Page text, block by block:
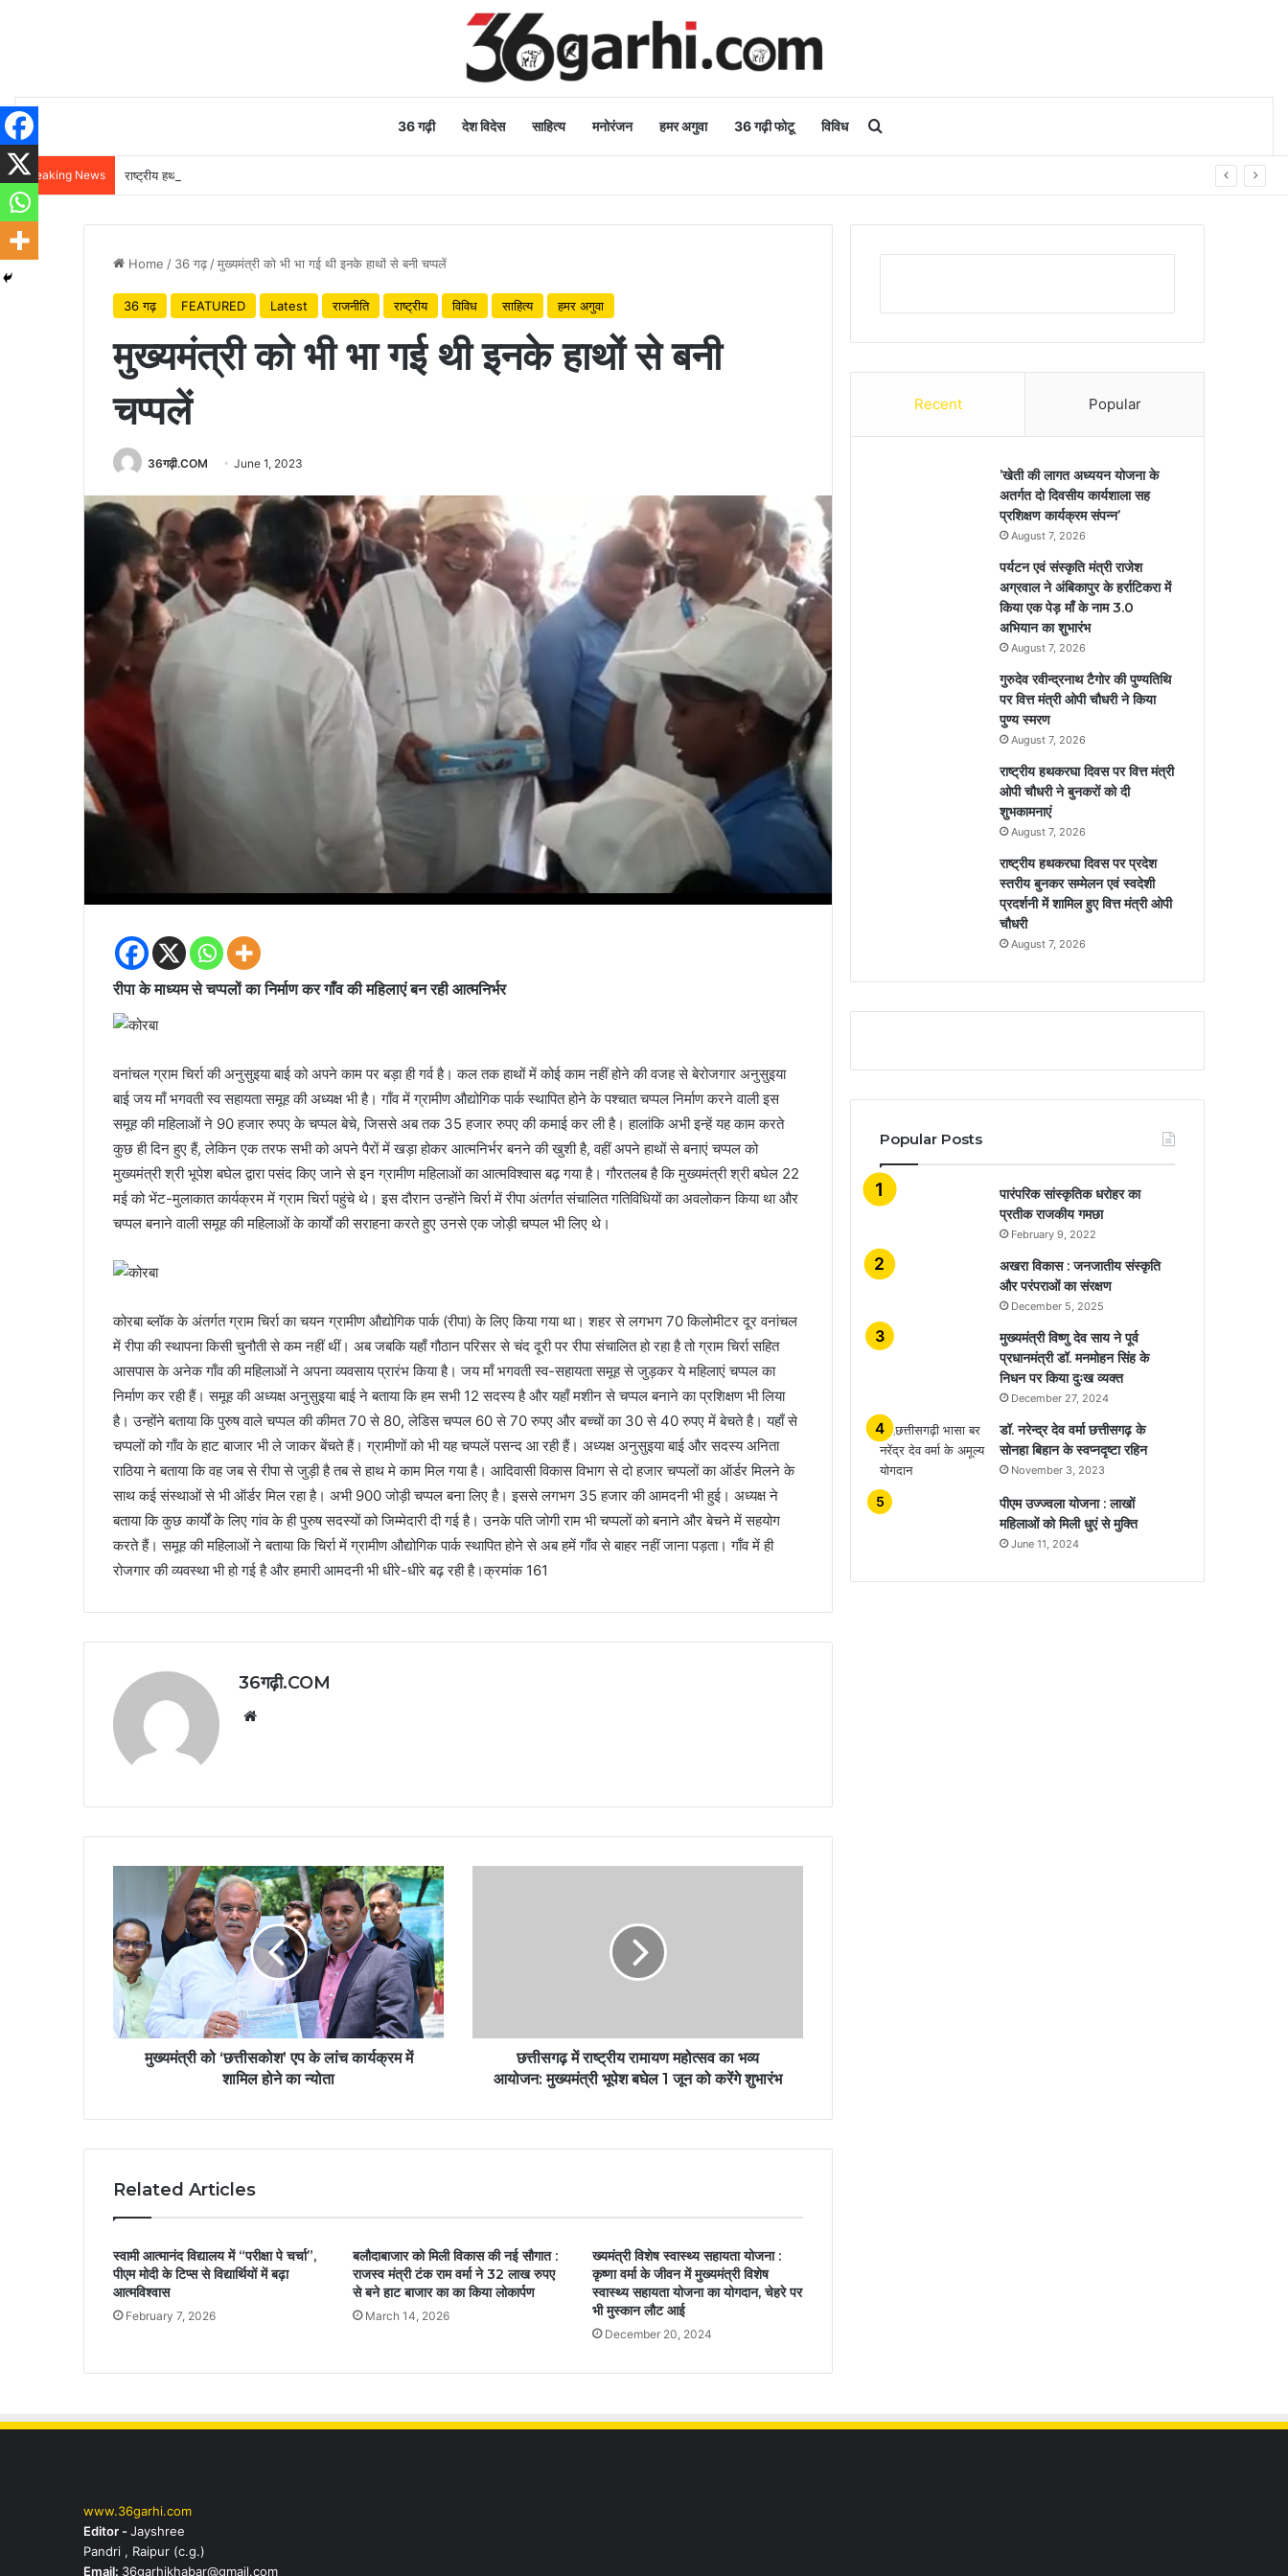
36 गढ़ी देश विदेस साहित्य मनोरंजन हमर अगुवा 36 गढ़ी फोटू विविध
Breaking News राष्ट्रीय हथकरघा दिवस पर वित्त मंत्री ओपी चौधरी ने बुनकरों को दी शुभकामनाएं
Home / 36 गढ़ /मुख्यमंत्री को भी भा गई थी इनके हाथों से बनी चप्पलें
36 गढ़ FEATURED Latest राजनीति राष्ट्रीय विविध साहित्य हमर अगुवा
मुख्यमंत्री को भी भा गई थी इनके हाथों से बनी
चप्पलें
36गढ़ी.COM June 1, 2023
रीपा के माध्यम से चप्पलों का निर्माण कर गाँव की महिलाएं बन रही आत्मनिर्भर
वनांचल ग्राम चिर्रा की अनुसुइया बाई को अपने काम पर बड़ा ही गर्व है। कल तक हाथों में कोई काम नहीं होने की वजह से बेरोजगार अनुसुइया
बाई जय माँ भगवती स्व सहायता समूह की अध्यक्ष भी है। गाँव में ग्रामीण औद्योगिक पार्क स्थापित होने के पश्चात चप्पल निर्माण करने वाली इस
समूह की महिलाओं ने 90 हजार रुपए के चप्पल बेचे, जिससे अब तक 35 हजार रुपए की कमाई कर ली है। हालांकि अभी इन्हें यह काम करते
कुछ ही दिन हुए हैं, लेकिन एक तरफ सभी को अपने पैरों में खड़ा होकर आत्मनिर्भर बनने की खुशी है, वहीं अपने हाथों से बनाएं चप्पल को
मुख्यमंत्री श्री भूपेश बघेल द्वारा पसंद किए जाने से इन ग्रामीण महिलाओं का आत्मविश्वास बढ़ गया है। गौरतलब है कि मुख्यमंत्री श्री बघेल 22
मई को भेंट-मुलाकात कार्यक्रम में ग्राम चिर्रा पहुंचे थे। इस दौरान उन्होंने चिर्रा में रीपा अंतर्गत संचालित गतिविधियों का अवलोकन किया था और
चप्पल बनाने वाली समूह की महिलाओं के कार्यों की सराहना करते हुए उनसे एक जोड़ी चप्पल भी लिए थे।
कोरबा ब्लॉक के अंतर्गत ग्राम चिर्रा का चयन ग्रामीण औद्योगिक पार्क (रीपा) के लिए किया गया था। शहर से लगभग 70 किलोमीटर दूर वनांचल
में रीपा की स्थापना किसी चुनौती से कम नहीं थीं। अब जबकि यहाँ गौठान परिसर से चंद दूरी पर रीपा संचालित हो रहा है तो ग्राम चिर्रा सहित
आसपास के अनेक गाँव की महिलाओं ने अपना व्यवसाय प्रारंभ किया है। जय माँ भगवती स्व-सहायता समूह से जुड़कर ये महिलाएं चप्पल का
निर्माण कर रही हैं। समूह की अध्यक्ष अनुसुइया बाई ने बताया कि हम सभी 12 सदस्य है और यहाँ मशीन से चप्पल बनाने का प्रशिक्षण भी लिया
है। उन्होंने बताया कि पुरुष वाले चप्पल की कीमत 70 से 80, लेडिस चप्पल 60 से 70 रुपए और बच्चों का 30 से 40 रुपए में बेचते है। यहाँ से
चप्पलों को गाँव के हाट बाजार भी ले जाकर बेंचते हैं। ग्रामीणों को भी यह चप्पलें पसन्द आ रही हैं। अध्यक्ष अनुसुइया बाई और सदस्य अनिता
राठिया ने बताया कि वह जब से रीपा से जुड़ी है तब से हाथ मे काम मिल गया है। आदिवासी विकास विभाग से दो हजार चप्पलों का ऑर्डर मिलने के
साथ कई संस्थाओं से भी ऑर्डर मिल रहा है। अभी 900 जोड़ी चप्पल बना लिए है। इससे लगभग 35 हजार की आमदनी भी हुई। अध्यक्ष ने
बताया कि कुछ कार्यों के लिए गांव के ही पुरुष सदस्यों को जिम्मेदारी दी गई है। उनके पति जोगी राम भी चप्पलों को बनाने और बेचने में सहयोग
करते हैं। समूह की महिलाओं ने बताया कि चिर्रा में ग्रामीण औद्योगिक पार्क स्थापित होने से अब हमें गाँव से बाहर नहीं जाना पड़ता। गॉंव में ही
रोजगार की व्यवस्था भी हो गई है और हमारी आमदनी भी धीरे-धीरे बढ़ रही है।क्रमांक 161
36गढ़ी.COM
मुख्यमंत्री को ‘छत्तीसकोश’ एप के लांच कार्यक्रम में
शामिल होने का न्योता
छत्तीसगढ़ में राष्ट्रीय रामायण महोत्सव का भव्य
आयोजन: मुख्यमंत्री भूपेश बघेल 1 जून को करेंगे शुभारंभ
Related Articles
स्वामी आत्मानंद विद्यालय में “परीक्षा पे चर्चा”,
पीएम मोदी के टिप्स से विद्यार्थियों में बढ़ा
आत्मविश्वास
February 7, 2026
बलौदाबाजार को मिली विकास की नई सौगात :
राजस्व मंत्री टंक राम वर्मा ने 32 लाख रुपए
से बने हाट बाजार का का किया लोकार्पण
March 14, 2026
ख्यमंत्री विशेष स्वास्थ्य सहायता योजना :
कृष्णा वर्मा के जीवन में मुख्यमंत्री विशेष
स्वास्थ्य सहायता योजना का योगदान, चेहरे पर
भी मुस्कान लौट आई
December 20, 2024
Recent Popular
’खेती की लागत अध्ययन योजना के
अतर्गत दो दिवसीय कार्यशाला सह
प्रशिक्षण कार्यक्रम संपन्न’
August 7, 2026
पर्यटन एवं संस्कृति मंत्री राजेश
अग्रवाल ने अंबिकापुर के हर्राटिकरा में
किया एक पेड़ माँ के नाम 3.0
अभियान का शुभारंभ
August 7, 2026
गुरुदेव रवीन्द्रनाथ टैगोर की पुण्यतिथि
पर वित्त मंत्री ओपी चौधरी ने किया
पुण्य स्मरण
August 7, 2026
राष्ट्रीय हथकरघा दिवस पर वित्त मंत्री
ओपी चौधरी ने बुनकरों को दी
शुभकामनाएं
August 7, 2026
राष्ट्रीय हथकरघा दिवस पर प्रदेश
स्तरीय बुनकर सम्मेलन एवं स्वदेशी
प्रदर्शनी में शामिल हुए वित्त मंत्री ओपी
चौधरी
August 7, 2026
Popular Posts
​​​​​​​पारंपरिक सांस्कृतिक धरोहर का
प्रतीक राजकीय गमछा
February 9, 2022
अखरा विकास : जनजातीय संस्कृति
और परंपराओं का संरक्षण
December 5, 2025
मुख्यमंत्री विष्णु देव साय ने पूर्व
प्रधानमंत्री डॉ. मनमोहन सिंह के
निधन पर किया दुःख व्यक्त
December 27, 2024
डॉ. नरेन्द्र देव वर्मा छत्तीसगढ़ के
सोनहा बिहान के स्वप्नदृष्टा रहिन
November 3, 2023
पीएम उज्ज्वला योजना : लाखों
महिलाओं को मिली धुएं से मुक्ति
June 11, 2024
www.36garhi.com
Editor -Jayshree
Pandri , Raipur (c.g.)
Email: 36garhikhabar@gmail.com